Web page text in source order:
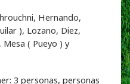
Hernando,
), Lozano, Diez,
( Pueyo ) y